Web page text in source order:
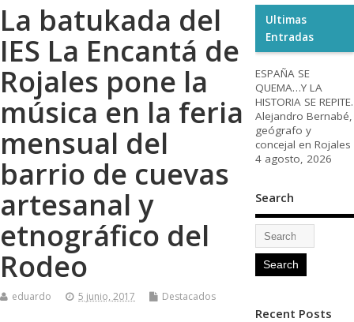
La batukada del
IES La Encantá de
Rojales pone la
música en la feria
mensual del
barrio de cuevas
artesanal y
etnográfico del
Rodeo
eduardo 5 junio, 2017 Destacados
Ultimas
Entradas
ESPAÑA SE
QUEMA…Y LA
HISTORIA SE REPITE.
Alejandro Bernabé,
geógrafo y
concejal en Rojales
4 agosto, 2026
Search
Recent Posts